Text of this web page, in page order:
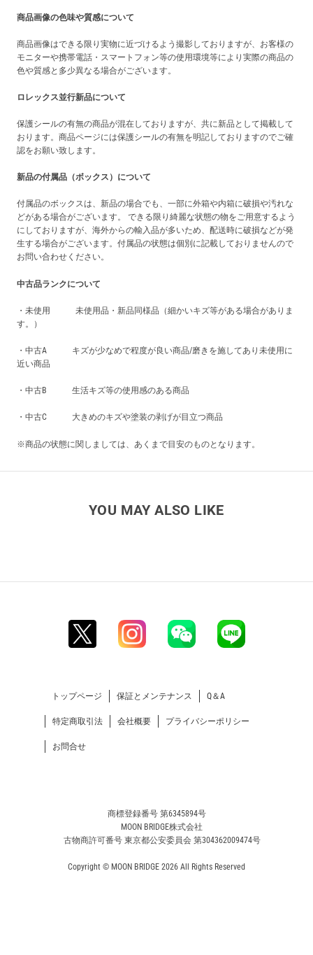
商品画像の色味や質感について
商品画像はできる限り実物に近づけるよう撮影しておりますが、お客様の
モニターや携帯電話・スマートフォン等の使用環境等により実際の商品の
色や質感と多少異なる場合がございます。
ロレックス並行新品について
保護シールの有無の商品が混在しておりますが、共に新品として掲載して
おります。商品ページには保護シールの有無を明記しておりますのでご確
認をお願い致します。
新品の付属品（ボックス）について
付属品のボックスは、新品の場合でも、一部に外箱や内箱に破損や汚れな
どがある場合がございます。 できる限り綺麗な状態の物をご用意するよう
にしておりますが、海外からの輸入品が多いため、配送時に破損などが発
生する場合がございます。付属品の状態は個別に記載しておりませんので
お問い合わせください。
中古品ランクについて
・未使用 未使用品・新品同様品（細かいキズ等がある場合がありま
す。）
・中古A キズが少なめで程度が良い商品/磨きを施してあり未使用に
近い商品
・中古B 生活キズ等の使用感のある商品
・中古C 大きめのキズや塗装の剥げが目立つ商品
※商品の状態に関しましては、あくまで目安のものとなります。
YOU MAY ALSO LIKE
トップページ 保証とメンテナンス Q＆A
特定商取引法 会社概要 プライバシーポリシー
お問合せ
商標登録番号 第6345894号
MOON BRIDGE株式会社
古物商許可番号 東京都公安委員会 第304362009474号
Copyright © MOON BRIDGE 2026 All Rights Reserved